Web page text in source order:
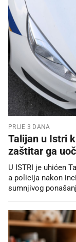
PRIJE 3 DANA
Talijan u Istri
zaštitar ga
U ISTRI je uhićen
a policija nakon
sumnjivog